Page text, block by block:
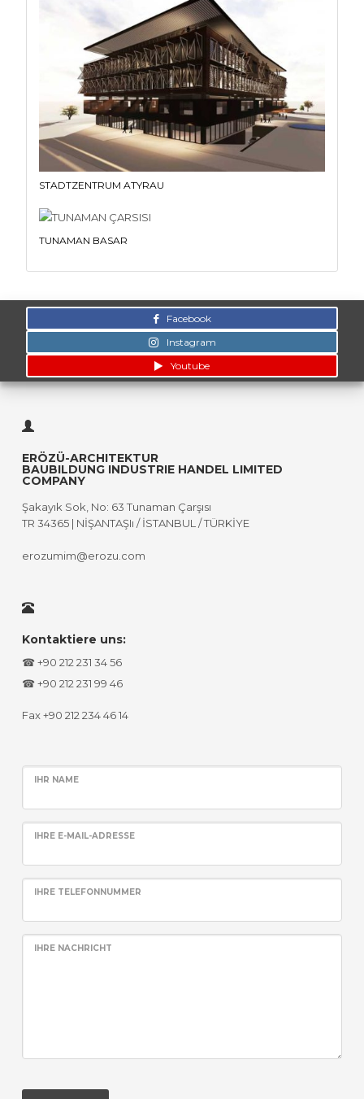
STADTZENTRUM ATYRAU
TUNAMAN BASAR
Facebook
Instagram
Youtube
ERÖZÜ-ARCHITEKTUR
BAUBILDUNG INDUSTRIE HANDEL LIMITED
COMPANY
Şakayık Sok, No: 63 Tunaman Çarşısı
TR 34365 | NİŞANTAŞIı / İSTANBUL / TÜRKİYE
erozumim@erozu.com
Kontaktiere uns:
☎ +90 212 231 34 56
☎ +90 212 231 99 46
Fax +90 212 234 46 14
IHR NAME
IHRE E-MAIL-ADRESSE
IHRE TELEFONNUMMER
IHRE NACHRICHT